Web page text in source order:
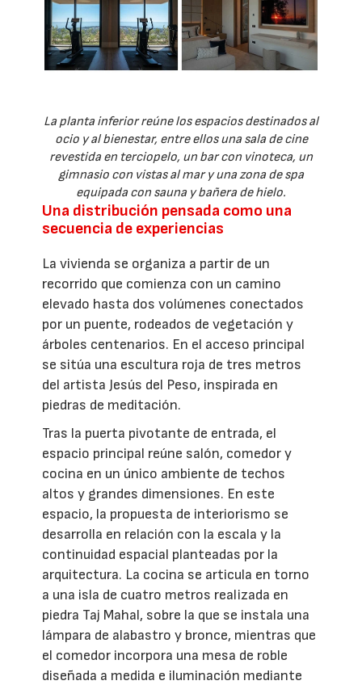
La planta inferior reúne los espacios destinados al
ocio y al bienestar, entre ellos una sala de cine
revestida en terciopelo, un bar con vinoteca, un
gimnasio con vistas al mar y una zona de spa
equipada con sauna y bañera de hielo.
Una distribución pensada como una
secuencia de experiencias
La vivienda se organiza a partir de un
recorrido que comienza con un camino
elevado hasta dos volúmenes conectados
por un puente, rodeados de vegetación y
árboles centenarios. En el acceso principal
se sitúa una escultura roja de tres metros
del artista Jesús del Peso, inspirada en
piedras de meditación.
Tras la puerta pivotante de entrada, el
espacio principal reúne salón, comedor y
cocina en un único ambiente de techos
altos y grandes dimensiones. En este
espacio, la propuesta de interiorismo se
desarrolla en relación con la escala y la
continuidad espacial planteadas por la
arquitectura. La cocina se articula en torno
a una isla de cuatro metros realizada en
piedra Taj Mahal, sobre la que se instala una
lámpara de alabastro y bronce, mientras que
el comedor incorpora una mesa de roble
diseñada a medida e iluminación mediante